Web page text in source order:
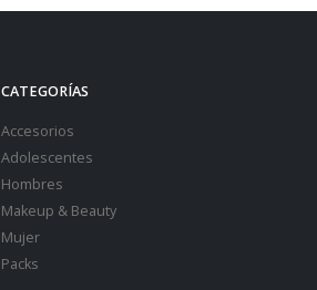
CATEGORÍAS
Accesorios
Adolescentes
Hombres
Makeup & Beauty
Mujer
Packs